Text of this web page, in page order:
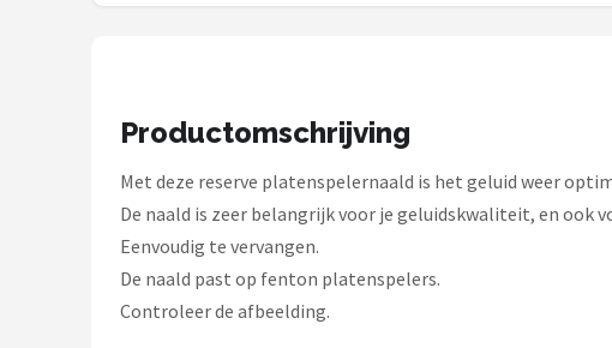
AquaSound
Productomschrijving
Met deze reserve platenspelernaald is het geluid weer
De naald is zeer belangrijk voor je geluidskwaliteit, en ook
Eenvoudig te vervangen.
De naald past op fenton platenspelers.
Controleer de afbeelding.